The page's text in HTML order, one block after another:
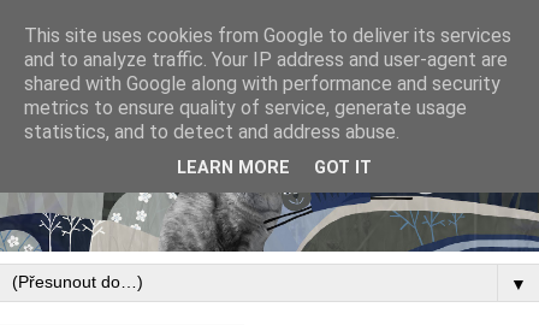
▼
This site uses cookies from Google to deliver its services
and to analyze traffic. Your IP address and user-agent are
shared with Google along with performance and security
metrics to ensure quality of service, generate usage
statistics, and to detect and address abuse.
LEARN MORE GOT IT